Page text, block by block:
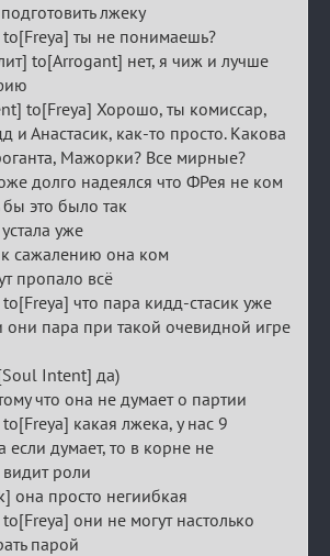
лжеку
ты не понимаешь?
to[Arrogant] нет, я чиж и лучше
to[Freya] Хорошо, ты комиссар,
и Анастасик, как-то просто. Какова
Мажорки? Все мирные?
долго надеялся что ФРея не ком
бы это было так
уже
сажалению она ком
пропало всё
что пара кидд-стасик уже
они пара при такой очевидной игре
Intent] да)
что она не думает о партии
какая лжека, у нас 9
если думает, то в корне не
роли
она просто негиибкая
они не могут настолько
парой